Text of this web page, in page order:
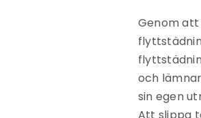
Genom att
och
sin egen
Att slippa